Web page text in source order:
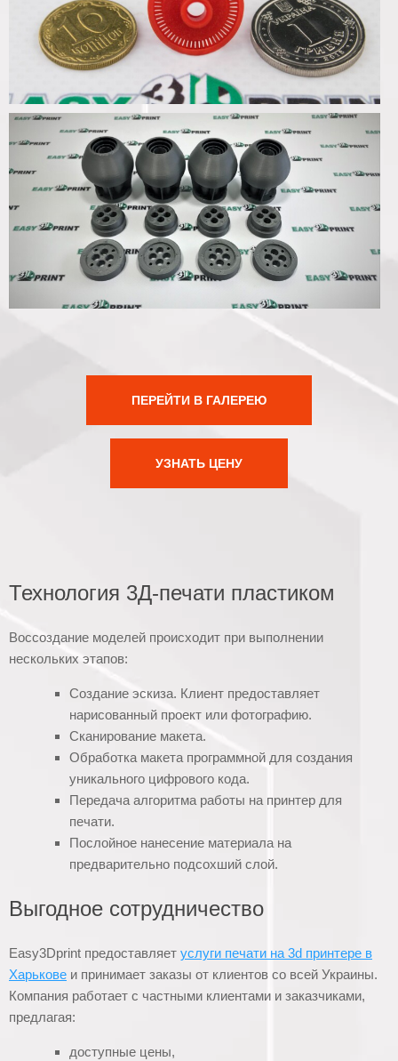
ПЕРЕЙТИ В ГАЛЕРЕЮ
УЗНАТЬ ЦЕНУ
Технология 3Д-печати пластиком
Воссоздание моделей происходит при выполнении
нескольких этапов:
Создание эскиза. Клиент предоставляет
нарисованный проект или фотографию.
Сканирование макета.
Обработка макета программной для создания
уникального цифрового кода.
Передача алгоритма работы на принтер для
печати.
Послойное нанесение материала на
предварительно подсохший слой.
Выгодное сотрудничество
Easy3Dprint предоставляет услуги печати на 3d принтере в
Харькове и принимает заказы от клиентов со всей Украины.
Компания работает с частными клиентами и заказчиками,
предлагая:
доступные цены,